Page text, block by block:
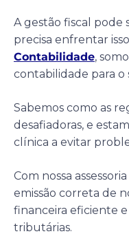
A gestão fiscal pode
precisa enfrentar
Contabilidade,
contabilidade para
Sabemos como as
desafiadoras, e
clínica a evitar
Com nossa
emissão correta de
financeira eficiente
tributárias.